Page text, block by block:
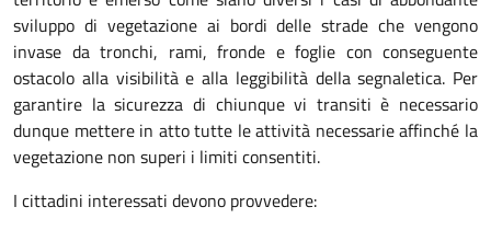
sviluppo di vegetazione ai bordi delle strade che vengono
invase da tronchi, rami, fronde e foglie con conseguente
ostacolo alla visibilità e alla leggibilità della segnaletica. Per
garantire la sicurezza di chiunque vi transiti è necessario
dunque mettere in atto tutte le attività necessarie affinché la
vegetazione non superi i limiti consentiti.
I cittadini interessati devono provvedere: